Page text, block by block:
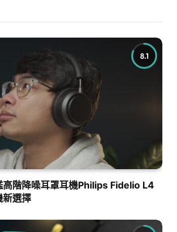
8.1
高階降噪耳罩耳機Philips Fidelio L4
新選擇